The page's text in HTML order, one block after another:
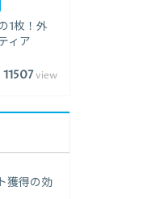
1枚！外
ィア
11507view
獲得の効